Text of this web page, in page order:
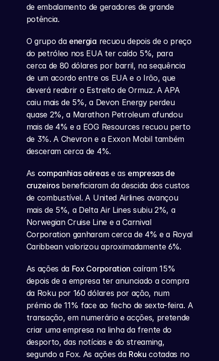
de embalamento de geradores de grande
potência.
O grupo da energia recuou depois de o preço
do petróleo nos EUA ter caído 5%, para
cerca de 80 dólares por barril, na sequência
de um acordo entre os EUA e o Irão, que
deverá reabrir o Estreito de Ormuz. A APA
caiu mais de 5%, a Devon Energy perdeu
quase 2%, a Marathon Petroleum afundou
mais de 4% e a EOG Resources recuou perto
de 3%. A Chevron e a Exxon Mobil também
desceram cerca de 4%.
As companhias aéreas e as empresas de
cruzeiros beneficiaram da descida dos custos
de combustível. A United Airlines avançou
mais de 5%, a Delta Air Lines subiu 2%, a
Norwegian Cruise Line e a Carnival
Corporation ganharam cerca de 4% e a Royal
Caribbean valorizou aproximadamente 6%.
As ações da Fox Corporation caíram 15%
depois de a empresa ter anunciado a compra
da Roku por 160 dólares por ação, num
prémio de 11% face ao fecho de sexta-feira. A
transação, em numerário e acções, pretende
criar uma empresa na linha da frente do
desporto, das notícias e do streaming,
segundo a Fox. As ações da Roku cotadas no